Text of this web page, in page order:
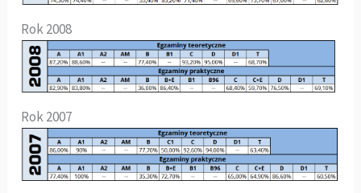
Rok 2008
Rok 2007